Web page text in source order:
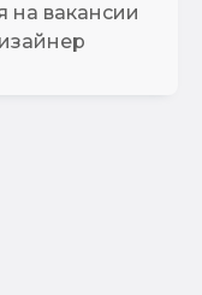
на вакансии